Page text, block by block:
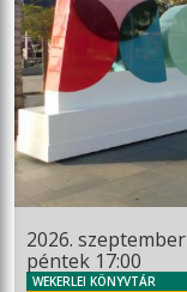
2026.
péntek 17:00
WEKERLEI KÖNYVTÁR